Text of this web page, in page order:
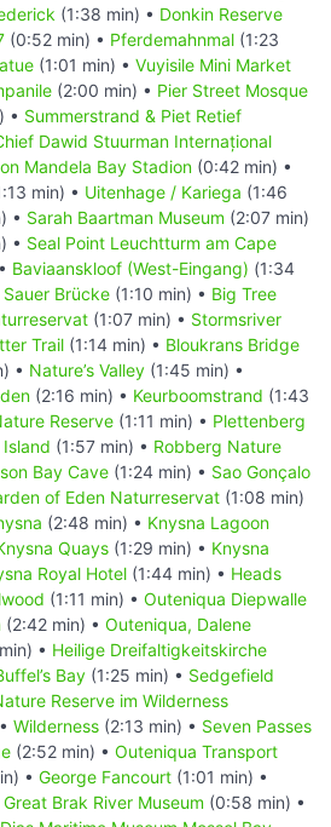
(1:38 min) • Donkin Reserve
(0:52 min) • Pferdemahnmal (1:23
(1:01 min) • Vuyisile Mini Market
(2:00 min) • Pier Street Mosque
• Summerstrand & Piet Retief
Dawid Stuurman Internațional
Mandela Bay Stadion (0:42 min) •
min) • Uitenhage / Kariega (1:46
• Sarah Baartman Museum (2:07 min)
• Seal Point Leuchtturm am Cape
Baviaanskloof (West-Eingang) (1:34
Brücke (1:10 min) • Big Tree
(1:07 min) • Stormsriver
Trail (1:14 min) • Bloukrans Bridge
• Nature’s Valley (1:45 min) •
(2:16 min) • Keurboomstrand (1:43
Reserve (1:11 min) • Plettenberg
(1:57 min) • Robberg Nature
Bay Cave (1:24 min) • Sao Gonçalo
of Eden Naturreservat (1:08 min)
(2:48 min) • Knysna Lagoon
Quays (1:29 min) • Knysna
Royal Hotel (1:44 min) • Heads
(1:11 min) • Outeniqua Diepwalle
(2:42 min) • Outeniqua, Dalene
• Heilige Dreifaltigkeitskirche
Bay (1:25 min) • Sedgefield
Reserve im Wilderness
Wilderness (2:13 min) • Seven Passes
(2:52 min) • Outeniqua Transport
• George Fancourt (1:01 min) •
Great Brak River Museum (0:58 min) •